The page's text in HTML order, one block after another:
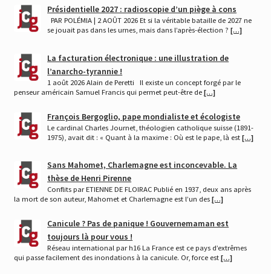
Présidentielle 2027 : radioscopie d’un piège à cons
PAR POLÉMIA | 2 AOÛT 2026 Et si la véritable bataille de 2027 ne
se jouait pas dans les urnes, mais dans l’après-élection ?[…]
La facturation électronique : une illustration de
l’anarcho-tyrannie !
1 août 2026 Alain de Peretti Il existe un concept forgé par le
penseur américain Samuel Francis qui permet peut-être de […]
François Bergoglio, pape mondialiste et écologiste
Le cardinal Charles Journet, théologien catholique suisse (1891-
1975), avait dit : « Quant à la maxime : Où est le pape, là est[…]
Sans Mahomet, Charlemagne est inconcevable. La
thèse de Henri Pirenne
Conflits par ETIENNE DE FLOIRAC Publié en 1937, deux ans après
la mort de son auteur, Mahomet et Charlemagne est l’un des […]
Canicule ? Pas de panique ! Gouvernemaman est
toujours là pour vous !
Réseau international par h16 La France est ce pays d’extrêmes
qui passe facilement des inondations à la canicule. Or, force est […]